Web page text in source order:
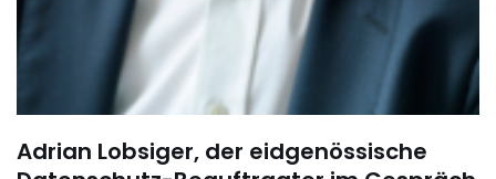
Adrian Lobsiger, der eidgenössische